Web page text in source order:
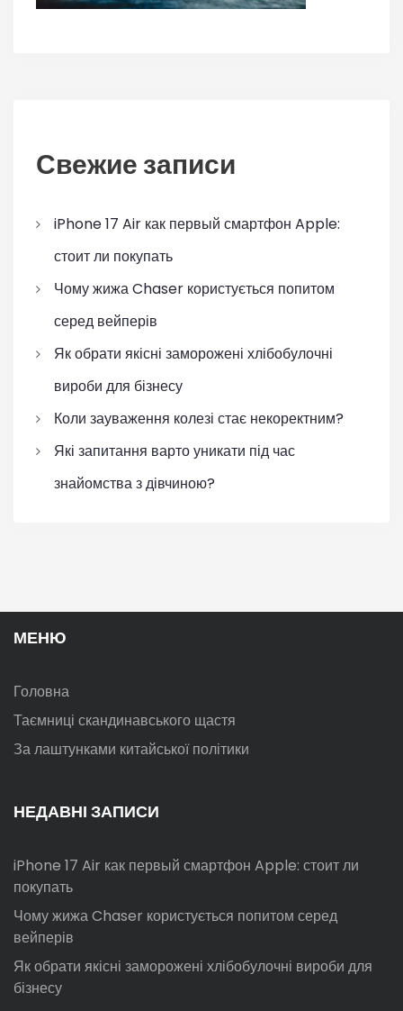
Свежие записи
iPhone 17 Air как первый смартфон Apple:
стоит ли покупать
Чому жижа Chaser користується попитом
серед вейперів
Як обрати якісні заморожені хлібобулочні
вироби для бізнесу
Коли зауваження колезі стає некоректним?
Які запитання варто уникати під час
знайомства з дівчиною?
МЕНЮ
Головна
Таємниці скандинавського щастя
За лаштунками китайської політики
НЕДАВНІ ЗАПИСИ
iPhone 17 Air как первый смартфон Apple: стоит ли
покупать
Чому жижа Chaser користується попитом серед
вейперів
Як обрати якісні заморожені хлібобулочні вироби для
бізнесу